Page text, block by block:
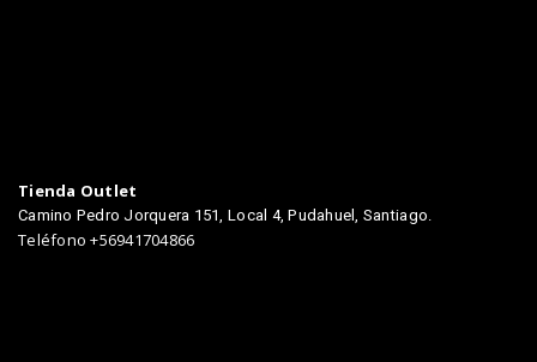
Tienda Outlet
Camino Pedro Jorquera 151, Local 4, Pudahuel, Santiago.
Teléfono +56941704866